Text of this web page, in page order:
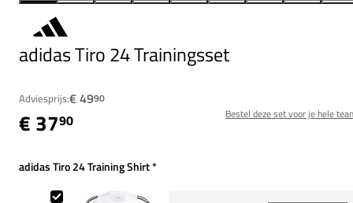
adidas Tiro 24 Trainingsset
Adviesprijs:€ 4990
€ 3790 Bestel deze set voor je hele
adidas Tiro 24 Training Shirt*
adidas Tiro 24 Training Shirt